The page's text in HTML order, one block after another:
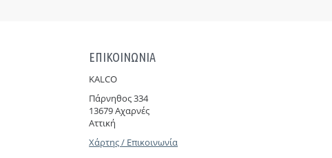
ΕΠΙΚΟΙΝΩΝΙΑ
KALCO
Πάρνηθoς 334
13679 Αχαρνές
Αττική
Χάρτης / Επικοινωνία